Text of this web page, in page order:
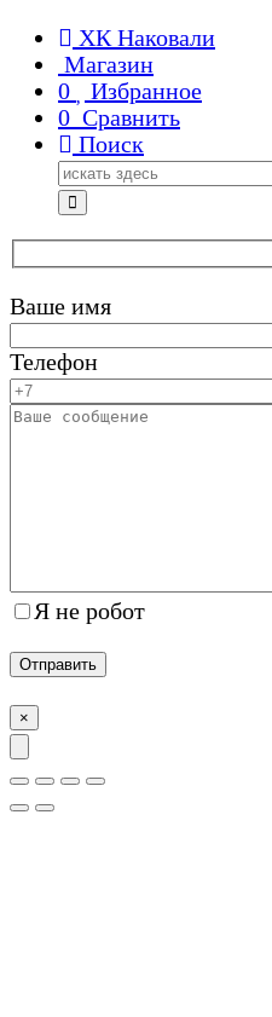
ХК Наковали
Магазин
0
Избранное
0 Сравнить
Поиск
Поиск
для:
Ваше имя
Телефон
Я не робот
×